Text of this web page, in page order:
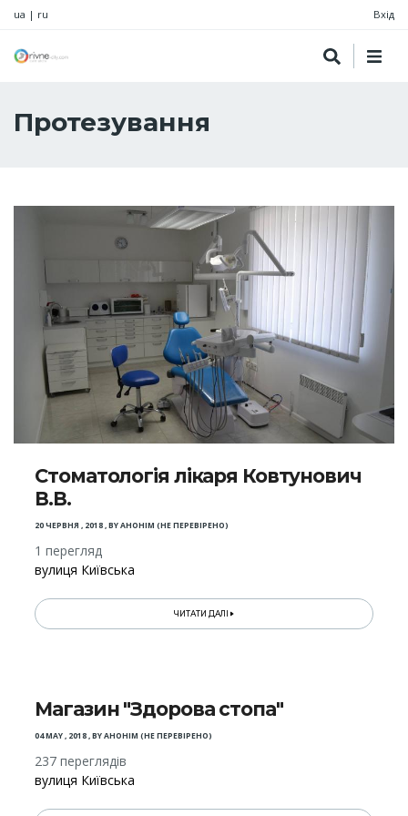
ua | ru Вхід
Протезування
Стоматологія лікаря Ковтунович
В.В.
20 ЧЕРВНЯ , 2018,BYАНОНІМ (НЕ ПЕРЕВІРЕНО)
1 перегляд
вулиця Київська
ЧИТАТИ ДАЛІ
Магазин "Здорова стопа"
04 MAY , 2018,BYАНОНІМ (НЕ ПЕРЕВІРЕНО)
237 переглядів
вулиця Київська